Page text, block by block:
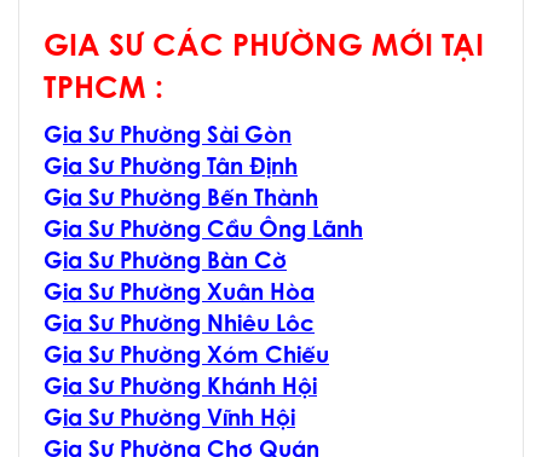
GIA SƯ CÁC PHƯỜNG MỚI TẠI
TPHCM :
Gia Sư Phường Sài Gòn
Gia Sư Phường Tân Định
Gia Sư Phường Bến Thành
Gia Sư Phường Cầu Ông Lãnh
Gia Sư Phường Bàn Cờ
Gia Sư Phường Xuân Hòa
Gia Sư Phường Nhiêu Lôc
Gia Sư Phường Xóm Chiếu
Gia Sư Phường Khánh Hội
Gia Sư Phường Vĩnh Hội
Gia Sư Phường Chợ Quán